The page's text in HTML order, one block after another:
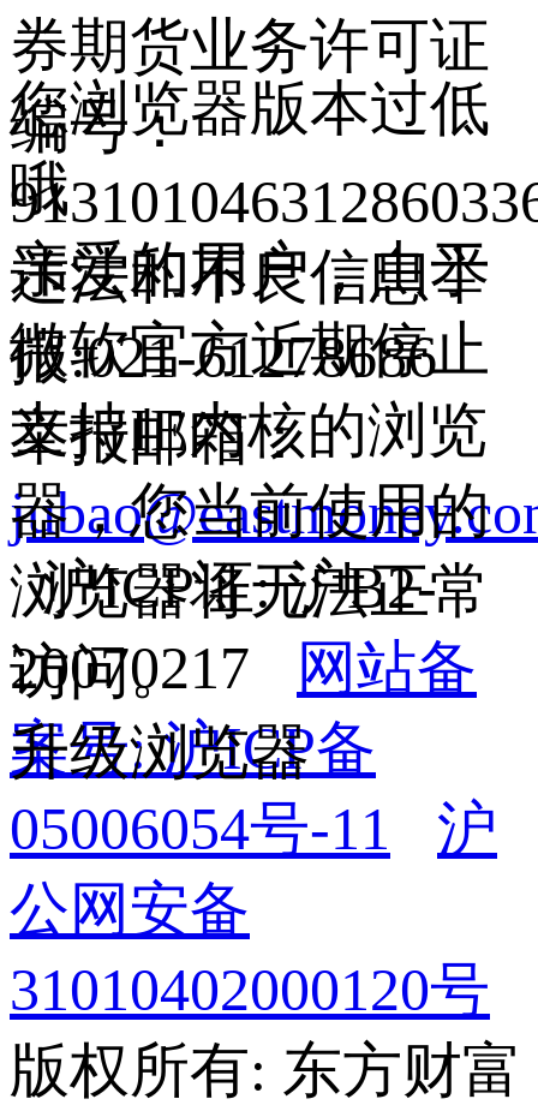
券期货业务许可证
编号：
违法和不良信息举
报:021-61278686
举报邮箱：
沪ICP证: 沪B2-
20070217
网站备
案号: 沪ICP备
05006054号-11
沪
公网安备
31010402000120号
版权所有: 东方财富
您浏览器版本过低
哦
亲爱的用户，由于
微软官方近期停止
支持IE内核的浏览
器，您当前使用的
浏览器将无法正常
访问。
升级浏览器